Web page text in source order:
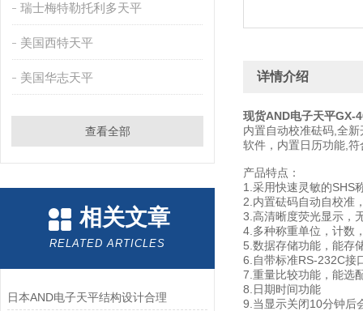
瑞士梅特勒托利多天平
美国西特天平
美国华志天平
查看全部
相关文章
RELATED ARTICLES
日本AND电子天平结构设计合理
详情介绍
现货AND电子天平GX-
内置自动校准砝码,全
软件，内置日历功能,
产品特点：
1.采用快速灵敏的SHS
2.内置砝码自动自校准
3.高清晰度荧光显示，
4.多种称重单位，计数
5.数据存储功能，能存
6.自带标准RS-232C接
7.重量比较功能，能选
8.日期时间功能
9.当显示关闭10分钟后